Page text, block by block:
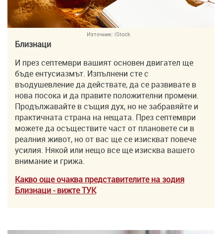
Източник: iStock
Близнаци
И през септември вашият основен двигател ще
бъде ентусиазмът. Изпълнени сте с
въодушевление да действате, да се развивате в
нова посока и да правите положителни промени.
Продължавайте в същия дух, но не забравяйте и
практичната страна на нещата. През септември
можете да осъществите част от плановете си в
реалния живот, но от вас ще се изискват повече
усилия. Някой или нещо все ще изисква вашето
внимание и грижа.
Какво още очаква представителите на зодия
Близнаци- вижте ТУK